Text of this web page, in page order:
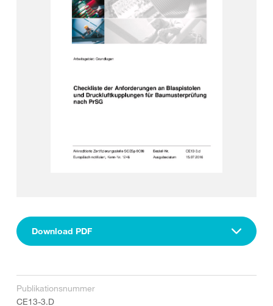
Download PDF
Publikationsnummer
CE13-3.D